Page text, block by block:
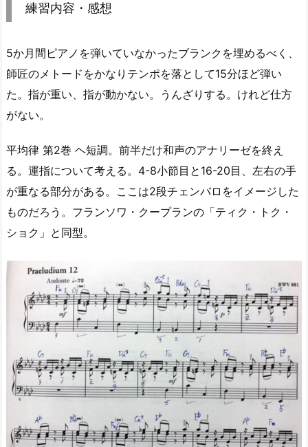
練習内容・感想
5か月間ピアノを弾いていなかったブランクを埋めるべく、
師匠のメトードをかなりテンポを落として15分ほど弾い
た。指が重い、指が動かない。うんざりする。けれど仕方
がない。
平均律 第2巻 ヘ短調。前半だけ和声のアナリーゼを終え
る。運指について考える。4-8小節目と16-20目、左右の手
が重なる部分がある。ここは2段チェンバロをイメージした
ものだろう。フランソワ・クープランの「ティク・トク・
ショク」と同型。